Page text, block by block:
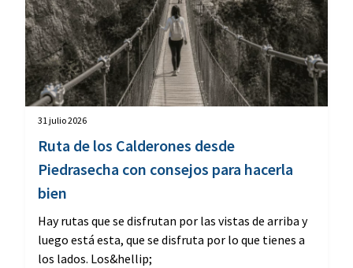
31 julio 2026
Ruta de los Calderones desde
Piedrasecha con consejos para hacerla
bien
Hay rutas que se disfrutan por las vistas de arriba y
luego está esta, que se disfruta por lo que tienes a
los lados. Los&hellip;